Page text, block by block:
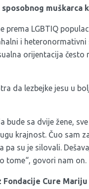
muškarca
LGBTIQ
i
orijentacija
da lezbejke jesu u
bude sa dvije žene,
krajnost. Čuo sam
pa su je silovali.
tome“, govori nam on.
Fondacije Cure